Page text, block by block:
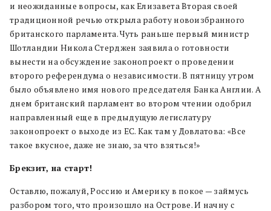
и неожиданные вопросы, как Елизавета Вторая своей
традиционной речью открыла работу новоизбранного
британского парламента. Чуть раньше первый министр
Шотландии Никола Стерджен заявила о готовности
вынести на обсуждение законопроект о проведении
второго референдума о независимости. В пятницу утром
было объявлено имя нового председателя Банка Англии. А
днем британский парламент во втором чтении одобрил
направленный еще в предыдущую легислатуру
законопроект о выходе из ЕС. Как там у Довлатова: «Все
такое вкусное, даже не знаю, за что взяться!»
Брекзит, на старт!
Оставлю, пожалуй, Россию и Америку в покое — займусь
разбором того, что произошло на Острове. И начну с